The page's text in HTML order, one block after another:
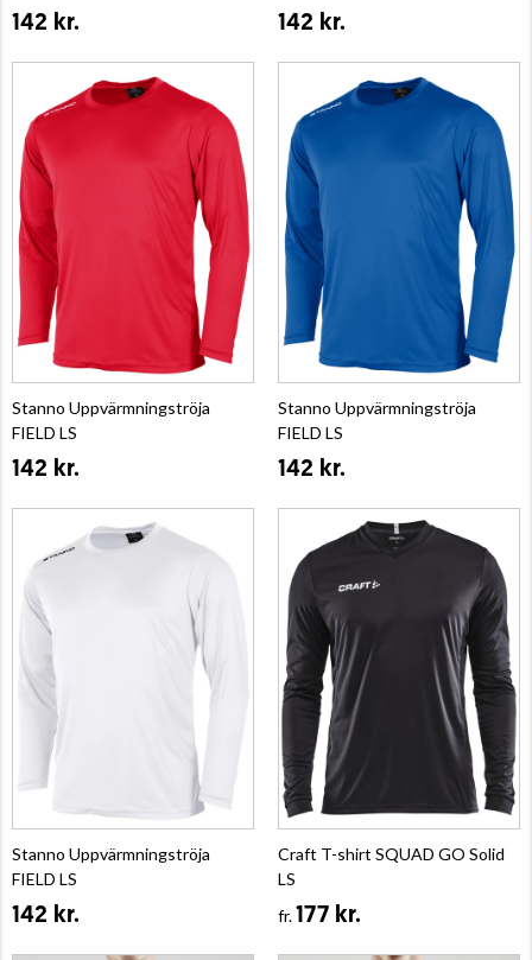
142 kr. 142 kr.
Stanno Uppvärmningströja
FIELD LS
142 kr.
Stanno Uppvärmningströja
FIELD LS
142 kr.
Stanno Uppvärmningströja
FIELD LS
142 kr.
Craft T-shirt SQUAD GO Solid
LS
fr.177 kr.